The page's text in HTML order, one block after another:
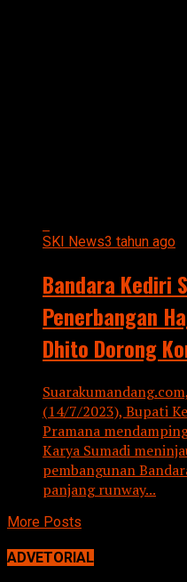
SKI News3 tahun ago
Bandara Kediri
Penerbangan
Dhito Dorong
(14/7/2023), Bupati
Pramana
Karya Sumadi
pembangunan
panjang runway...
More Posts
ADVETORIAL